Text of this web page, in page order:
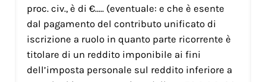
proc. civ., è di €….. (eventuale: e che è esente
dal pagamento del contributo unificato di
iscrizione a ruolo in quanto parte ricorrente è
titolare di un reddito imponibile ai fini
dell’imposta personale sul reddito inferiore a